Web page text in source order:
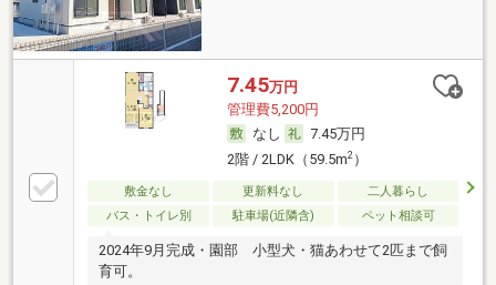
7.45万円
管理費5,200円
なし
7.45万円
2階 / 2LDK（59.5m2）
敷金なし 更新料なし
二人暮らし
バス・トイレ別
駐車場(近隣含) ペット相談可
2024年9月完成・園部 小型犬・猫あわせて2匹まで飼
育可。